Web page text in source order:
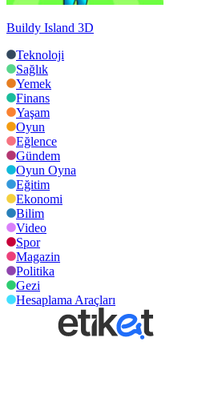
Buildy Island 3D
Teknoloji
Sağlık
Yemek
Finans
Yaşam
Oyun
Eğlence
Gündem
Oyun Oyna
Eğitim
Ekonomi
Bilim
Video
Spor
Magazin
Politika
Gezi
Hesaplama Araçları